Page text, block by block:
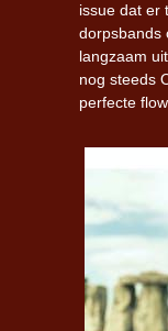
issue dat er
dorpsbands
langzaam
nog steeds
perfecte